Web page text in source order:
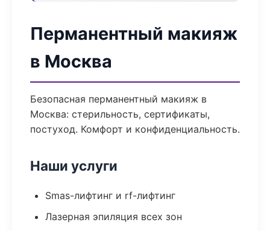
Перманентный макияж
в Москва
Безопасная перманентный макияж в
Москва: стерильность, сертификаты,
постуход. Комфорт и конфиденциальность.
Наши услуги
Smas-лифтинг и rf-лифтинг
Лазерная эпиляция всех зон